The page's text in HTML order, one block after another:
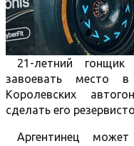
21-летний
завоевать место
Королевских
сделать его
Аргентинец